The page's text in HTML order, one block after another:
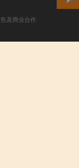
及商业合作